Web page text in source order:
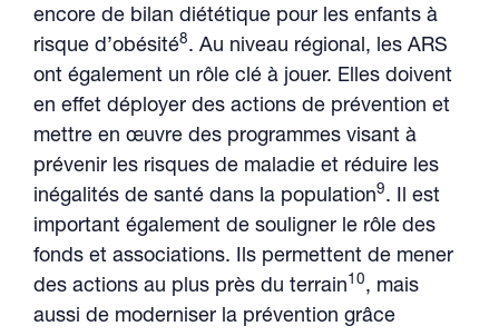
encore de bilan diététique pour les enfants à
risque d’obésité8. Au niveau régional, les ARS
ont également un rôle clé à jouer. Elles doivent
en effet déployer des actions de prévention et
mettre en œuvre des programmes visant à
prévenir les risques de maladie et réduire les
inégalités de santé dans la population9. Il est
important également de souligner le rôle des
fonds et associations. Ils permettent de mener
des actions au plus près du terrain10, mais
aussi de moderniser la prévention grâce